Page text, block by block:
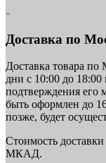
Доставка по
Доставка товара
дни с 10:00 до 18:00
подтверждения его
быть оформлен до
позже, будет
Стоимость
МКАД.